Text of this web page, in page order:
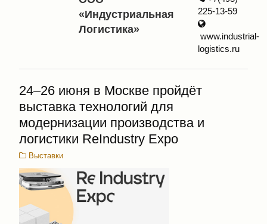
«Индустриальная
Логистика»
225-13-59
www.industrial-
logistics.ru
24–26 июня в Москве пройдёт
выставка технологий для
модернизации производства и
логистики ReIndustry Expo
Выставки